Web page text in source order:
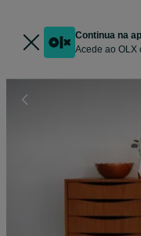
Continua na
Acede ao OLX